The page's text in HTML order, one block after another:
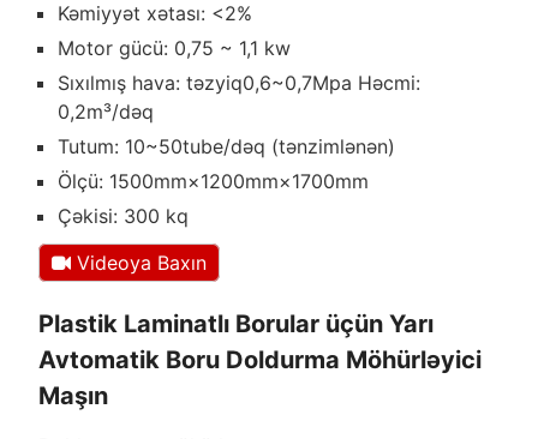
Kəmiyyət xətası: <2%
Motor gücü: 0,75 ~ 1,1 kw
Sıxılmış hava: təzyiq0,6~0,7Mpa Həcmi:
0,2m³/dəq
Tutum: 10~50tube/dəq (tənzimlənən)
Ölçü: 1500mm×1200mm×1700mm
Çəkisi: 300 kq
Videoya Baxın
Plastik Laminatlı Borular üçün Yarı
Avtomatik Boru Doldurma Möhürləyici
Maşın